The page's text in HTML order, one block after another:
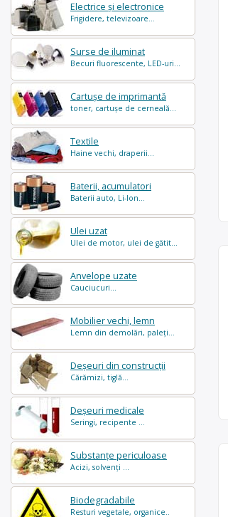
Electrice și electronice
Frigidere, televizoare...
Surse de iluminat
Becuri fluorescente, LED-uri...
Cartușe de imprimantă
toner, cartușe de cerneală...
Textile
Haine vechi, draperii...
Baterii, acumulatori
Baterii auto, Li-Ion...
Ulei uzat
Ulei de motor, ulei de gătit...
Anvelope uzate
Cauciucuri...
Mobilier vechi, lemn
Lemn din demolări, paleți...
Deșeuri din construcții
Cărămizi, tiglă...
Deșeuri medicale
Seringi, recipente ...
Substanțe periculoase
Acizi, solvenți ...
Biodegradabile
Resturi vegetale, organice..